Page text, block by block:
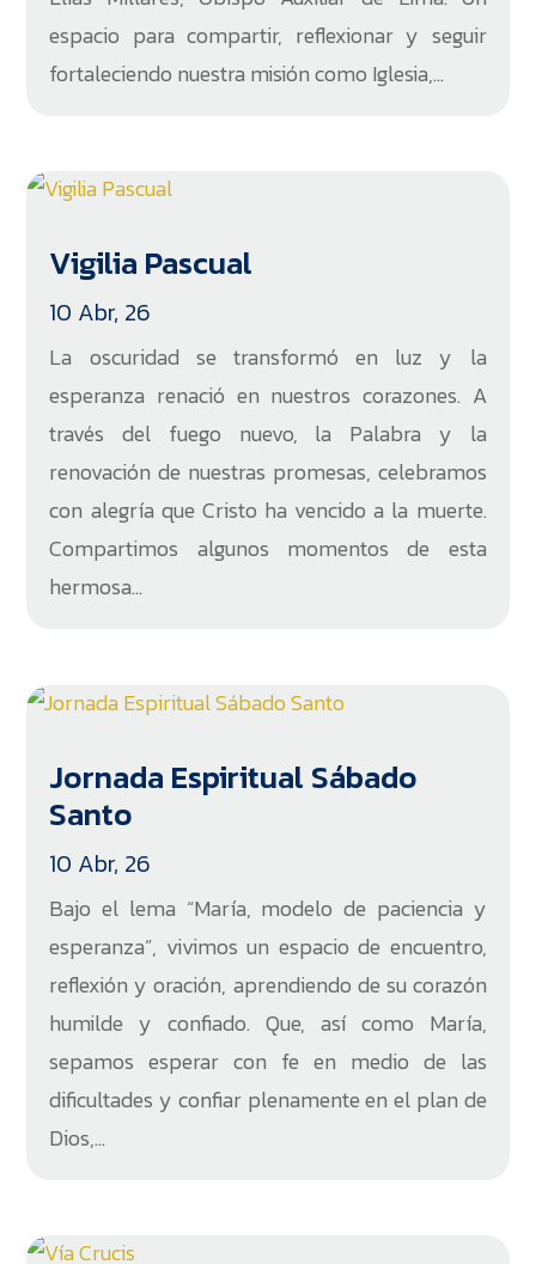
espacio para compartir, reflexionar y seguir
fortaleciendo nuestra misión como Iglesia,...
Vigilia Pascual
10 Abr, 26
La oscuridad se transformó en luz y la
esperanza renació en nuestros corazones. A
través del fuego nuevo, la Palabra y la
renovación de nuestras promesas, celebramos
con alegría que Cristo ha vencido a la muerte.
Compartimos algunos momentos de esta
hermosa...
Jornada Espiritual Sábado
Santo
10 Abr, 26
Bajo el lema “María, modelo de paciencia y
esperanza”, vivimos un espacio de encuentro,
reflexión y oración, aprendiendo de su corazón
humilde y confiado. Que, así como María,
sepamos esperar con fe en medio de las
dificultades y confiar plenamente en el plan de
Dios,...